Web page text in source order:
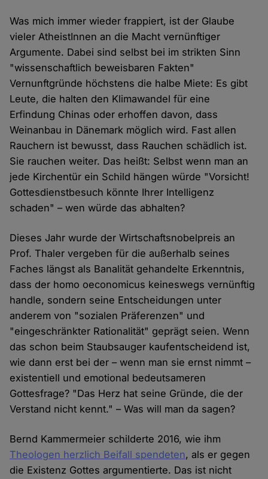
Was mich immer wieder frappiert, ist der Glaube
vieler AtheistInnen an die Macht vernünftiger
Argumente. Dabei sind selbst bei im strikten Sinn
"wissenschaftlich beweisbaren Fakten"
Vernunftgründe höchstens die halbe Miete: Es gibt
Leute, die halten den Klimawandel für eine
Erfindung Chinas oder erhoffen davon, dass
Weinanbau in Dänemark möglich wird. Fast allen
Rauchern ist bewusst, dass Rauchen schädlich ist.
Sie rauchen weiter. Das heißt: Selbst wenn man an
jede Kirchentür ein Schild hängen würde "Vorsicht!
Gottesdienstbesuch könnte Ihrer Intelligenz
schaden" – wen würde das abhalten?
Dieses Jahr wurde der Wirtschaftsnobelpreis an
Prof. Thaler vergeben für die außerhalb seines
Faches längst als Banalität gehandelte Erkenntnis,
dass der homo oeconomicus keineswegs vernünftig
handle, sondern seine Entscheidungen unter
anderem von "sozialen Präferenzen" und
"eingeschränkter Rationalität" geprägt seien. Wenn
das schon beim Staubsauger kaufentscheidend ist,
wie dann erst bei der – wenn man sie ernst nimmt –
existentiell und emotional bedeutsameren
Gottesfrage? "Das Herz hat seine Gründe, die der
Verstand nicht kennt." – Was will man da sagen?
Bernd Kammermeier schilderte 2016, wie ihm
Theologen herzlich Beifall spendeten, als er gegen
die Existenz Gottes argumentierte. Das ist nicht